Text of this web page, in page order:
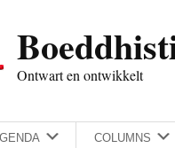
Ontwart en ontwikkelt
COLUMNS